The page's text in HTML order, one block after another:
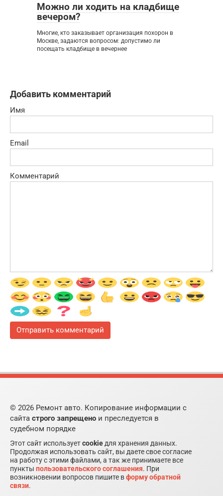
Можно ли ходить на кладбище
вечером?
Многие, кто заказывает организация похорон в
Москве, задаются вопросом: допустимо ли
посещать кладбище в вечернее
Добавить комментарий
Имя
Email
Комментарий
© 2026 Ремонт авто. Копирование информации с
сайта строго запрещено и преследуется в
судебном порядке
Этот сайт используетcookie для хранения данных.
Продолжая использовать сайт, вы даете свое согласие
на работу с этими файлами, а так же принимаете все
пункты пользовательского соглашения. При
возникновении вопросов пишите вформу обратной
связи.